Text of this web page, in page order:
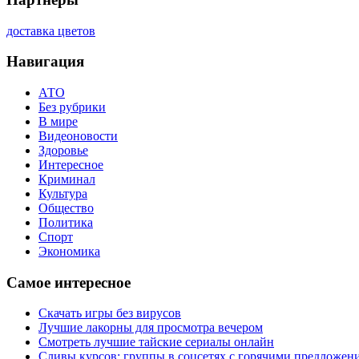
доставка цветов
Навигация
АТО
Без рубрики
В мире
Видеоновости
Здоровье
Интересное
Криминал
Культура
Общество
Политика
Спорт
Экономика
Самое интересное
Скачать игры без вирусов
Лучшие лакорны для просмотра вечером
Смотреть лучшие тайские сериалы онлайн